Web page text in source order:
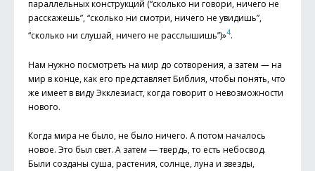
параллельных конструкций (“сколько ни говори, ничего не
расскажешь”, “сколько ни смотри, ничего не увидишь”,
“сколько ни слушай, ничего не расслышишь”)»4.
Нам нужно посмотреть на мир до сотворения, а затем — на
мир в конце, как его представляет Библия, чтобы понять, что
же имеет в виду Экклезиаст, когда говорит о невозможности
нового.
Когда мира не было, не было ничего. А потом началось
новое. Это был свет. А затем — твердь, то есть небосвод.
Были созданы суша, растения, солнце, луна и звезды,